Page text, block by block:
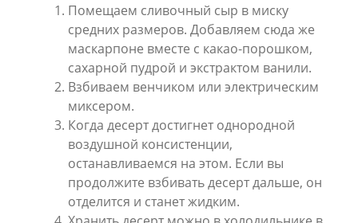
Помещаем сливочный сыр в миску
средних размеров. Добавляем сюда же
маскарпоне вместе с какао-порошком,
сахарной пудрой и экстрактом ванили.
Взбиваем венчиком или электрическим
миксером.
Когда десерт достигнет однородной
воздушной консистенции,
останавливаемся на этом. Если вы
продолжите взбивать десерт дальше, он
отделится и станет жидким.